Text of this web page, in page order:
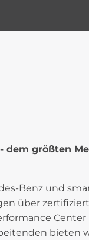
größten
Benz und
über
bieten